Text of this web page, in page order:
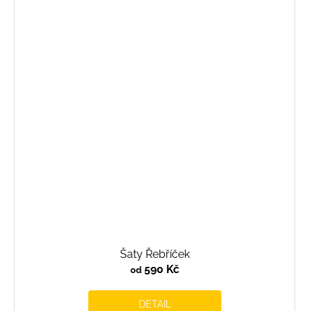
Šaty Řebříček
od590 Kč
DETAIL